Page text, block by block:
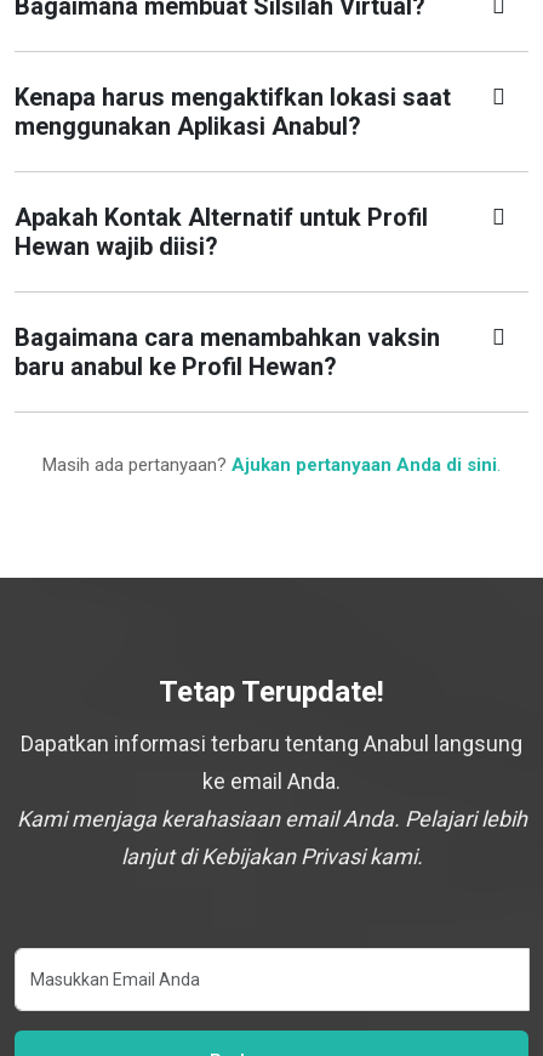
Bagaimana membuat Silsilah Virtual?
Kenapa harus mengaktifkan lokasi saat
menggunakan Aplikasi Anabul?
Apakah Kontak Alternatif untuk Profil
Hewan wajib diisi?
Bagaimana cara menambahkan vaksin
baru anabul ke Profil Hewan?
Masih ada pertanyaan? Ajukan pertanyaan Anda di sini.
Tetap Terupdate!
Dapatkan informasi terbaru tentang Anabul langsung
ke email Anda.
Kami menjaga kerahasiaan email Anda. Pelajari lebih
lanjut di Kebijakan Privasi kami.